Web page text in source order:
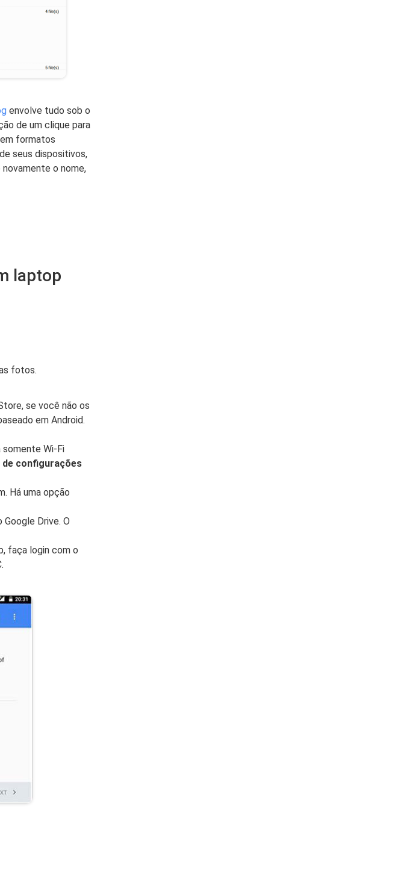
envolve tudo sob o
de um clique para
formatos
seus dispositivos,
o nome,
laptop
fotos.
se você não os
em Android.
Wi-Fi
de configurações
Há uma opção
Drive. O
faça login com o